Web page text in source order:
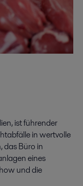
ist führender
in wertvolle
das Büro in
eines
und die